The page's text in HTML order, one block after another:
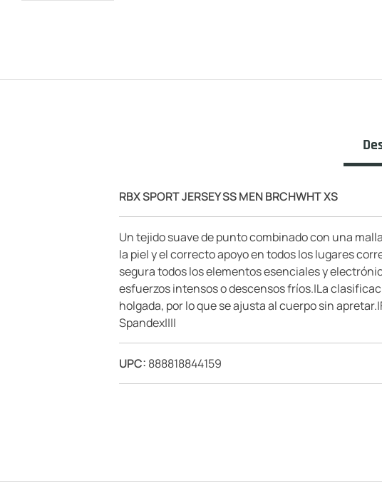
RBX SPORT JERSEY SS MEN BRCHWHT XS
Un tejido suave de punto combinado con una
la piel y el correcto apoyo en todos los lugares
segura todos los elementos esenciales y
esfuerzos intensos o descensos fríos.|La
holgada, por lo que se ajusta al cuerpo sin
Spandex||||
UPC: 888818844159